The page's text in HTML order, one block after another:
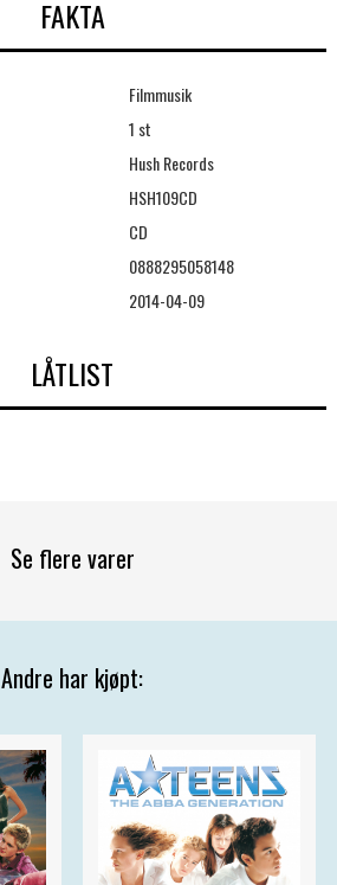
FAKTA
Filmmusik
1 st
Hush Records
HSH109CD
CD
0888295058148
2014-04-09
LÅTLIST
Se flere varer
Andre har kjøpt: